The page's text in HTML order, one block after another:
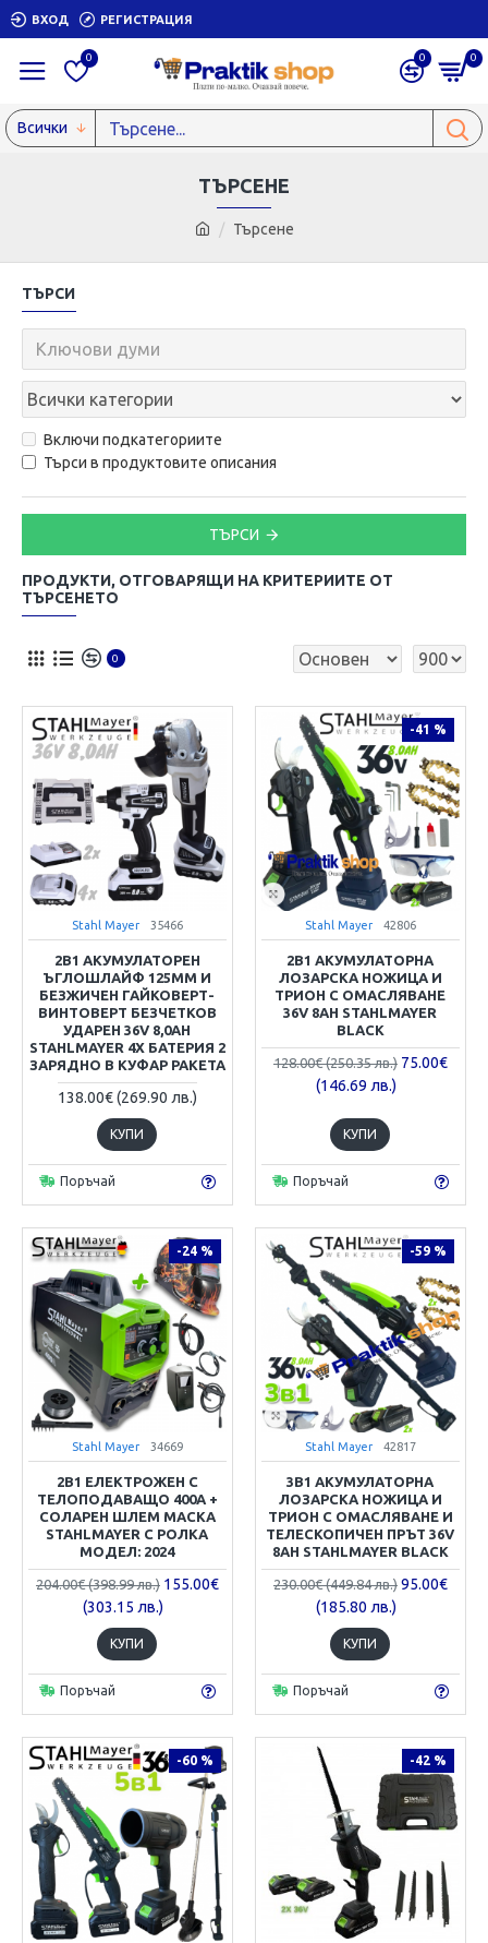
ВХОД РЕГИСТРАЦИЯ
0 0 0
Всички
Търсене
ТЪРСЕНЕ
ТЪРСИ
Включи подкатегориите
Търси в продуктовите описания
ТЪРСИ
ПРОДУКТИ, ОТГОВАРЯЩИ НА КРИТЕРИИТЕ ОТ
ТЪРСЕНЕТО
0
Stahl Mayer 35466
2В1 АКУМУЛАТОРЕН
ЪГЛОШЛАЙФ 125ММ И
БЕЗЖИЧЕН ГАЙКОВЕРТ-
ВИНТОВЕРТ БЕЗЧЕТКОВ
УДАРЕН 36V 8,0AH
STAHLMAYER 4X БАТЕРИЯ 2
ЗАРЯДНО В КУФАР РАКЕТА
138.00€ (269.90 лв.)
КУПИ
Поръчай
-41 %
Stahl Mayer 42806
2В1 АКУМУЛАТОРНА
ЛОЗАРСКА НОЖИЦА И
ТРИОН С ОМАСЛЯВАНЕ
36V 8AH STAHLMAYER
BLACK
128.00€ (250.35 лв.) 75.00€
(146.69 лв.)
КУПИ
Поръчай
-24 %
Stahl Mayer 34669
2В1 ЕЛЕКТРОЖЕН С
ТЕЛОПОДАВАЩО 400А +
СОЛАРЕН ШЛЕМ МАСКА
STAHLMAYER С РОЛКА
МОДЕЛ: 2024
204.00€ (398.99 лв.) 155.00€
(303.15 лв.)
КУПИ
Поръчай
-59 %
Stahl Mayer 42817
3В1 АКУМУЛАТОРНА
ЛОЗАРСКА НОЖИЦА И
ТРИОН С ОМАСЛЯВАНЕ И
ТЕЛЕСКОПИЧЕН ПРЪТ 36V
8AH STAHLMAYER BLACK
230.00€ (449.84 лв.) 95.00€
(185.80 лв.)
КУПИ
Поръчай
-60 % -42 %